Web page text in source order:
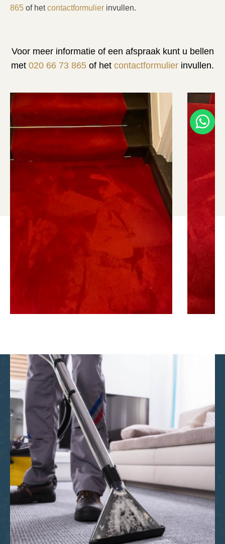
865 of hetcontactformulier invullen.
Voor meer informatie of een afspraak kunt u bellen
met 020 66 73 865 of het contactformulier invullen.